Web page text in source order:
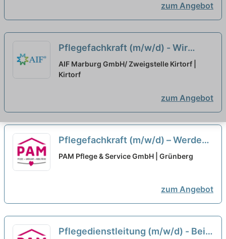
zum Angebot
Pflegefachkraft (m/w/d) - Wir
freuen uns auf Sie! neu
AIF Marburg GmbH/ Zweigstelle Kirtorf |
Kirtorf
zum Angebot
Pflegefachkraft (m/w/d) – Werde
Teil unseres Teams! neu
PAM Pflege & Service GmbH | Grünberg
zum Angebot
Pflegedienstleitung (m/w/d) - Bei